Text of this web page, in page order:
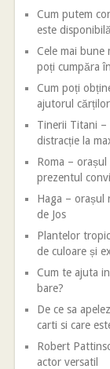
Cum putem
este disponibilă
Cele mai bune
poți cumpăra
Cum poți
ajutorul
Tinerii Titani –
distracție la
Roma –
prezentul
Haga – orașul
de Jos
Plantelor
de culoare și
Cum te ajuta
bare?
De ce sa
carti si care
Robert
actor versatil